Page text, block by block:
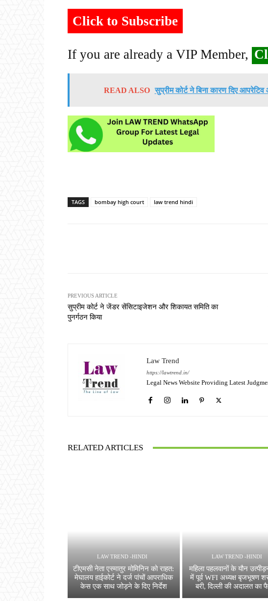
Click to Subscribe
If you are already a VIP Member,
READ ALSO सुप्रीम कोर्ट ने बिना कारण दिए
TAGS bombay high court law trend hindi
PREVIOUS ARTICLE
सुप्रीम कोर्ट ने जेंडर सेंसिटाइजेशन और शिकायत समिति का
पुनर्गठन किया
Law Trend
https://lawtrend.in/
Legal News Website Providing Latest
RELATED ARTICLES
LAW TREND -HINDI
टीएमसी नेता एस्मातुर मोमिनिन को राहत:
मेघालय हाईकोर्ट ने दर्ज पांचों आपराधिक
केस एक साथ जोड़ने के दिए निर्देश
LAW TREND -HINDI
महिला पहलवानों के यौन
में पूर्व WFI अध्यक्ष बृजभूषण
बरी, दिल्ली की अदालत का